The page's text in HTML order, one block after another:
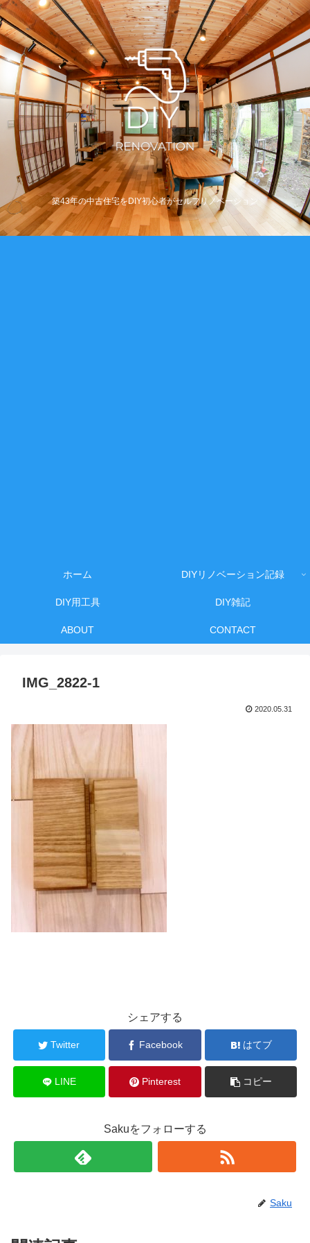
築43年の中古住宅をDIY初心者がセルフリノベーション
ホーム DIYリノベーション記録
DIY用工具 DIY雑記
ABOUT CONTACT
IMG_2822-1
2020.05.31
シェアする
Twitter Facebook はてブ
LINE Pinterest コピー
Sakuをフォローする
Saku